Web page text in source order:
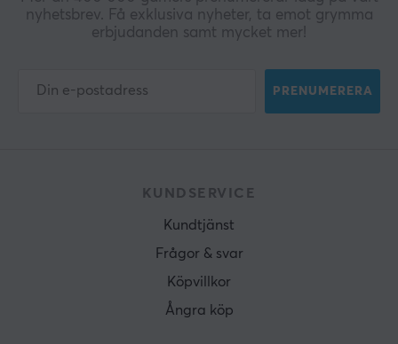
150 kg
Ryggstödets lutning
Armstödsplattans storlek (LxB)
nyhetsbrev. Få exklusiva nyheter, ta emot grymma
erbjudanden samt mycket mer!
PRENUMERERA
KUNDSERVICE
Kundtjänst
Frågor & svar
Köpvillkor
Ångra köp